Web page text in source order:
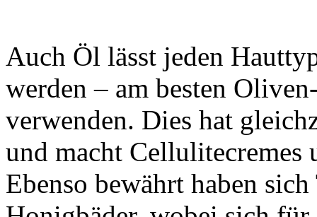
Auch Öl lässt jeden
werden – am besten
verwenden. Dies hat
und macht Cellulitecremes
Ebenso bewährt haben